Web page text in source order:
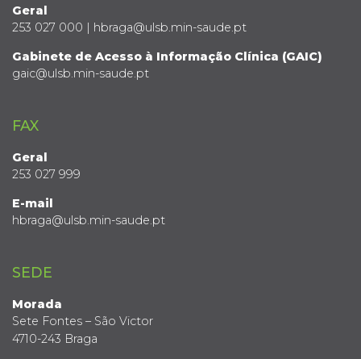
Geral
253 027 000 | hbraga@ulsb.min-saude.pt
Gabinete de Acesso à Informação Clínica (GAIC)
gaic@ulsb.min-saude.pt
FAX
Geral
253 027 999
E-mail
hbraga@ulsb.min-saude.pt
SEDE
Morada
Sete Fontes – São Victor
4710-243 Braga